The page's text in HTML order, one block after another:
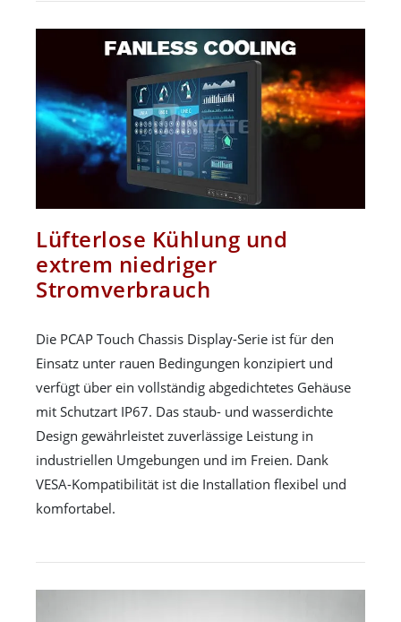
Lüfterlose Kühlung und
extrem niedriger
Stromverbrauch
Die PCAP Touch Chassis Display-Serie ist für den
Einsatz unter rauen Bedingungen konzipiert und
verfügt über ein vollständig abgedichtetes Gehäuse
mit Schutzart IP67. Das staub- und wasserdichte
Design gewährleistet zuverlässige Leistung in
industriellen Umgebungen und im Freien. Dank
VESA-Kompatibilität ist die Installation flexibel und
komfortabel.